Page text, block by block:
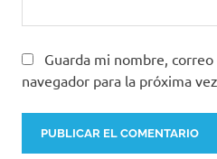
Guarda mi nombre,
navegador para la próxima